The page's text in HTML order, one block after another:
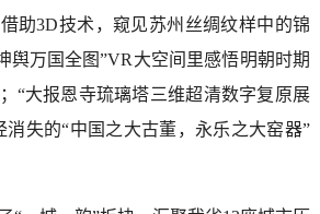
助3D技术，窥见苏州丝绸纹样中的锦
舆万国全图”VR大空间里感悟明朝时期
“大报恩寺琉璃塔三维超清数字复原展
消失的“中国之大古董，永乐之大窑器”